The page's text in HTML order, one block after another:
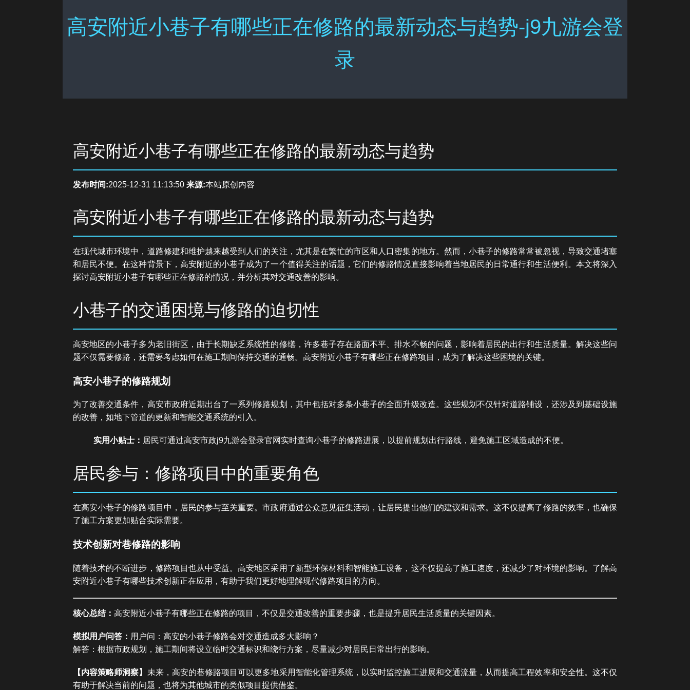
高安附近小巷子有哪些正在修路的最新动态与趋势-j9九游会登
录
高安附近小巷子有哪些正在修路的最新动态与趋势
发布时间:2025-12-31 11:13:50 来源:本站原创内容
高安附近小巷子有哪些正在修路的最新动态与趋势
在现代城市环境中，道路修建和维护越来越受到人们的关注，尤其是在繁忙的市区和人口密集的地方。然而，小巷子的修路常常被忽视，导致交通堵塞
和居民不便。在这种背景下，高安附近的小巷子成为了一个值得关注的话题，它们的修路情况直接影响着当地居民的日常通行和生活便利。本文将深入
探讨高安附近小巷子有哪些正在修路的情况，并分析其对交通改善的影响。
小巷子的交通困境与修路的迫切性
高安地区的小巷子多为老旧街区，由于长期缺乏系统性的修缮，许多巷子存在路面不平、排水不畅的问题，影响着居民的出行和生活质量。解决这些问
题不仅需要修路，还需要考虑如何在施工期间保持交通的通畅。高安附近小巷子有哪些正在修路项目，成为了解决这些困境的关键。
高安小巷子的修路规划
为了改善交通条件，高安市政府近期出台了一系列修路规划，其中包括对多条小巷子的全面升级改造。这些规划不仅针对道路铺设，还涉及到基础设施
的改善，如地下管道的更新和智能交通系统的引入。
实用小贴士： 居民可通过高安市政j9九游会登录官网实时查询小巷子的修路进展，以提前规划出行路线，避免施工区域造成的不便。
居民参与：修路项目中的重要角色
在高安小巷子的修路项目中，居民的参与至关重要。市政府通过公众意见征集活动，让居民提出他们的建议和需求。这不仅提高了修路的效率，也确保
了施工方案更加贴合实际需要。
技术创新对巷修路的影响
随着技术的不断进步，修路项目也从中受益。高安地区采用了新型环保材料和智能施工设备，这不仅提高了施工速度，还减少了对环境的影响。了解高
安附近小巷子有哪些技术创新正在应用，有助于我们更好地理解现代修路项目的方向。
核心总结： 高安附近小巷子有哪些正在修路的项目，不仅是交通改善的重要步骤，也是提升居民生活质量的关键因素。
模拟用户问答： 用户问：高安的小巷子修路会对交通造成多大影响？
解答：根据市政规划，施工期间将设立临时交通标识和绕行方案，尽量减少对居民日常出行的影响。
【内容策略师洞察】 未来，高安的巷修路项目可以更多地采用智能化管理系统，以实时监控施工进展和交通流量，从而提高工程效率和安全性。这不仅
有助于解决当前的问题，也将为其他城市的类似项目提供借鉴。